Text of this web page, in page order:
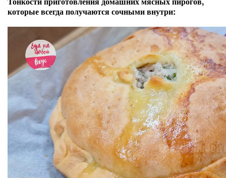
которые всегда получаются сочными внутри: